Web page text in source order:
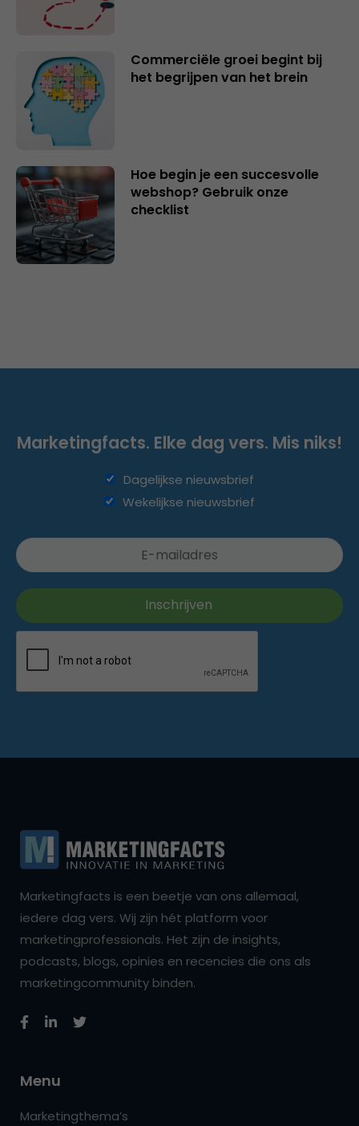
Commerciële groei begint bij
het begrijpen van het brein
Hoe begin je een succesvolle
webshop? Gebruik onze
checklist
Marketingfacts. Elke dag vers. Mis niks!
Dagelijkse nieuwsbrief
Wekelijkse nieuwsbrief
Marketingfacts is een beetje van ons allemaal,
iedere dag vers. Wij zijn hét platform voor
marketingprofessionals. Het zijn de insights,
podcasts, blogs, opinies en recencies die ons als
marketingcommunity binden.
Menu
Marketingthema’s